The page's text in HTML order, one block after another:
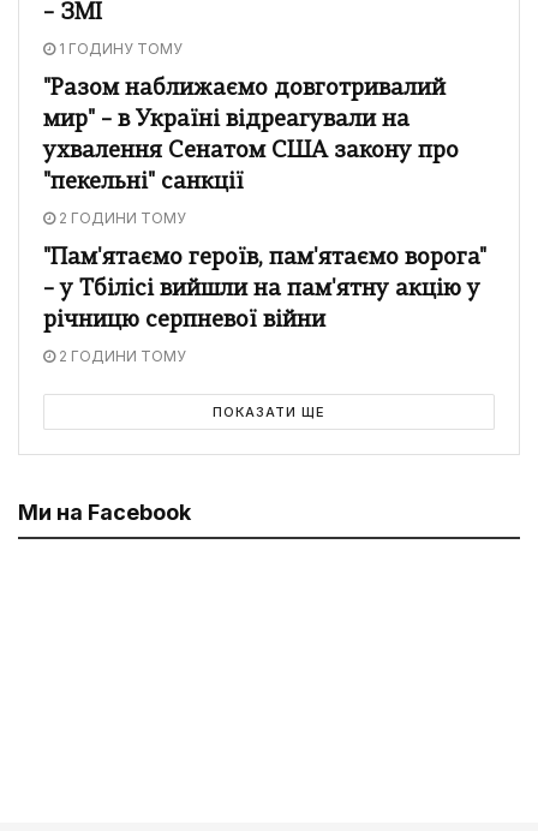
– ЗМІ
1 ГОДИНУ ТОМУ
"Разом наближаємо довготривалий
мир" – в Україні відреагували на
ухвалення Сенатом США закону про
"пекельні" санкції
2 ГОДИНИ ТОМУ
"Пам'ятаємо героїв, пам'ятаємо ворога"
– у Тбілісі вийшли на пам'ятну акцію у
річницю серпневої війни
2 ГОДИНИ ТОМУ
ПОКАЗАТИ ЩЕ
Ми на Facebook